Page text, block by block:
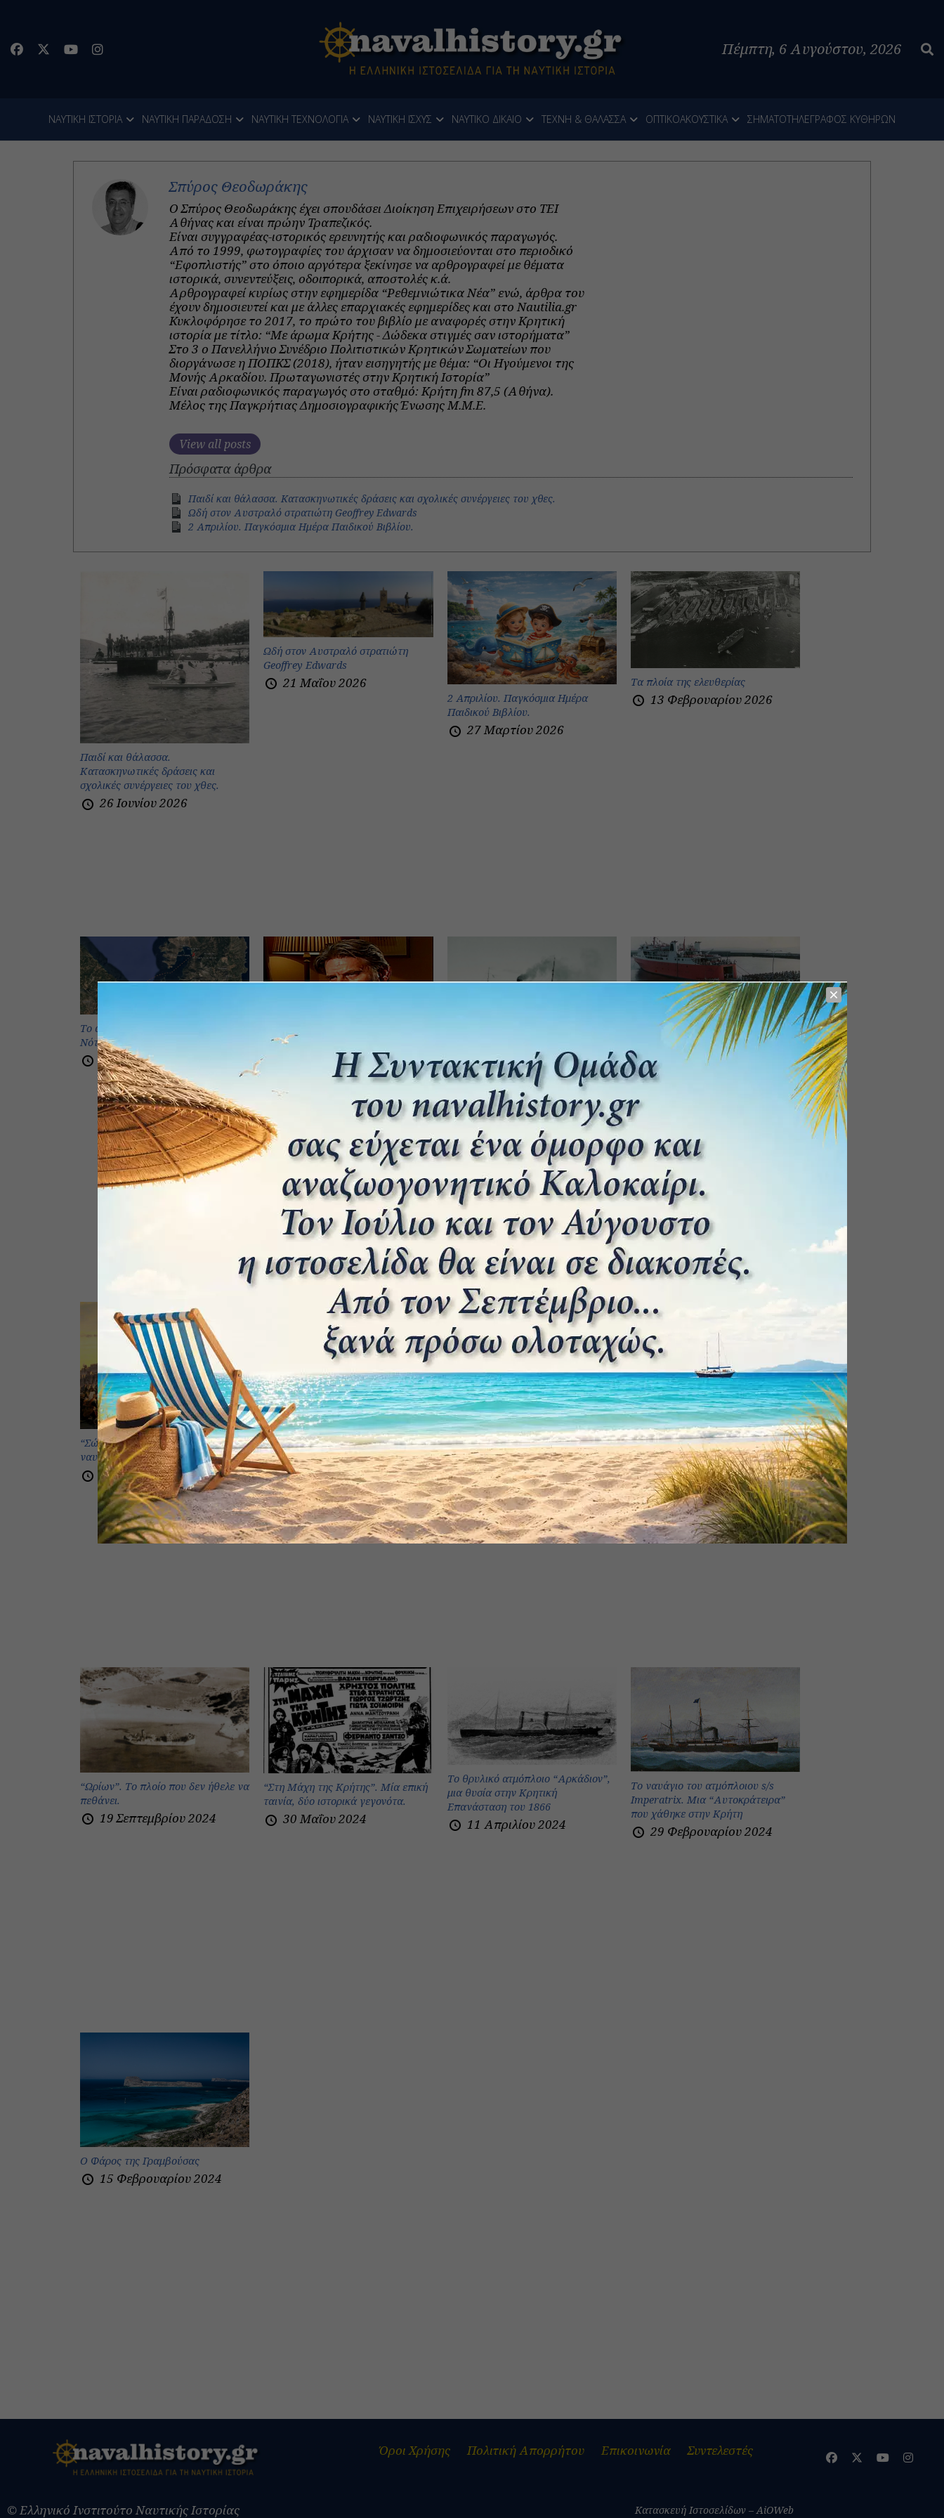
Πέμπτη, 6 Αυγούστου, 2026
ΝΑΥΤΙΚΗ ΙΣΤΟΡΙΑ ΝΑΥΤΙΚΗ ΠΑΡΑΔΟΣΗ ΝΑΥΤΙΚΗ ΤΕΧΝΟΛΟΓΙΑ ΝΑΥΤΙΚΗ ΙΣΧΥΣ ΝΑΥΤΙΚΟ ΔΙΚΑΙΟ ΤΕΧΝΗ & ΘΑΛΑΣΣΑ ΟΠΤΙΚΟΑΚΟΥΣΤΙΚΑ ΣΗΜΑΤΟΤΗΛΕΓΡΑΦΟΣ ΚΥΘΗΡΩΝ
Σπύρος Θεοδωράκης
Ο Σπύρος Θεοδωράκης έχει σπουδάσει Διοίκηση Επιχειρήσεων στο ΤΕΙ
Αθήνας και είναι πρώην Τραπεζικός.
Είναι συγγραφέας-ιστορικός ερευνητής και ραδιοφωνικός παραγωγός.
Από το 1999, φωτογραφίες του άρχισαν να δημοσιεύονται στο περιοδικό
“Εφοπλιστής” στο όποιο αργότερα ξεκίνησε να αρθρογραφεί με θέματα
ιστορικά, συνεντεύξεις, οδοιπορικά, αποστολές κ.ά.
Αρθρογραφεί κυρίως στην εφημερίδα “Ρεθεμνιώτικα Νέα” ενώ, άρθρα του
έχουν δημοσιευτεί και με άλλες επαρχιακές εφημερίδες και στο Nautilia.gr
Κυκλοφόρησε το 2017, το πρώτο του βιβλίο με αναφορές στην Κρητική
ιστορία με τίτλο: “Με άρωμα Κρήτης - Δώδεκα στιγμές σαν ιστορήματα”
Στο 3 ο Πανελλήνιο Συνέδριο Πολιτιστικών Κρητικών Σωματείων που
διοργάνωσε η ΠΟΠΚΣ (2018), ήταν εισηγητής με θέμα: “Οι Ηγούμενοι της
Μονής Αρκαδίου. Πρωταγωνιστές στην Κρητική Ιστορία”
Είναι ραδιοφωνικός παραγωγός στο σταθμό: Κρήτη fm 87,5 (Αθήνα).
Μέλος της Παγκρήτιας Δημοσιογραφικής Ένωσης Μ.Μ.Ε.
View all posts
Πρόσφατα άρθρα
Παιδί και θάλασσα. Κατασκηνωτικές δράσεις και σχολικές συνέργειες του χθες.
Ωδή στον Αυστραλό στρατιώτη Geoffrey Edwards
2 Απριλίου. Παγκόσμια Ημέρα Παιδικού Βιβλίου.
Παιδί και θάλασσα.
Κατασκηνωτικές δράσεις και
σχολικές συνέργειες του χθες.
26 Ιουνίου 2026
Ωδή στον Αυστραλό στρατιώτη
Geoffrey Edwards
21 Μαΐου 2026
2 Απριλίου. Παγκόσμια Ημέρα
Παιδικού Βιβλίου.
27 Μαρτίου 2026
Τα πλοία της ελευθερίας
13 Φεβρουαρίου 2026
Το ανθυποβρυχιακό φράγμα του
Νότιου Ευβοϊκού
6 Φεβρουαρίου 2026
Επιχείρηση: “Χρυσόμαλλο Δέρας”
9 Ιανουαρίου 2026
Ο βομβαρδισμός του ατμόπλοιου
“ΦΡΙΝΤΩΝ” στο Ρέθυμνο
6 Νοεμβρίου 2025
Ε/Γ-Ο/Γ ΠΑΡΟΣ. Ένα πλοίο που
έσωζε ζωές.
11 Σεπτεμβρίου 2025
“Σώστε την Βασιλεύουσα” – Η
ναυτική εκστρατεία των Κρητικών.
29 Μαΐου 2025
Το ναυάγιο της “Αγγελικής”
27 Μαρτίου 2025
Ο «χρυσός αιώνας» της Καβάλας.
15 Νοεμβρίου 2024
Ο πρώτος Ναύσταθμος Σαλαμίνας –
Η ιστορική Μονή της
Φανερωμένης.
7 Νοεμβρίου 2024
“Ωρίων”. Το πλοίο που δεν ήθελε να
πεθάνει.
19 Σεπτεμβρίου 2024
“Στη Μάχη της Κρήτης”. Μία επική
ταινία, δύο ιστορικά γεγονότα.
30 Μαΐου 2024
Το θρυλικό ατμόπλοιο “Αρκάδιον”,
μια θυσία στην Κρητική
Επανάσταση του 1866
11 Απριλίου 2024
Το ναυάγιο του ατμόπλοιου s/s
Imperatrix. Μια “Αυτοκράτειρα”
που χάθηκε στην Κρήτη
29 Φεβρουαρίου 2024
Ο Φάρος της Γραμβούσας
15 Φεβρουαρίου 2024
Όροι Χρήσης Πολιτική Απορρήτου Επικοινωνία Συντελεστές
© Ελληνικό Ινστιτούτο Ναυτικής Ιστορίας Κατασκευή Ιστοσελίδων – AiOWeb